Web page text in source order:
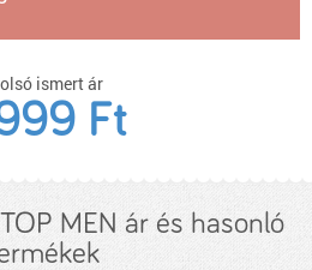
ismert ár
Ft
MEN ár és hasonló